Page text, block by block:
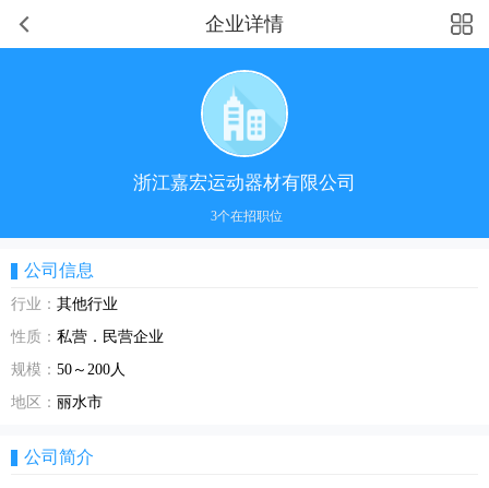
企业详情
浙江嘉宏运动器材有限公司
3个在招职位
公司信息
行业： 其他行业
性质： 私营．民营企业
规模： 50～200人
地区： 丽水市
公司简介